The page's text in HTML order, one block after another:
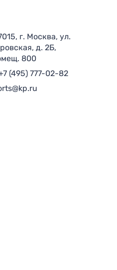
г. Москва, ул.
д. 2Б,
800
(495) 777-02-82